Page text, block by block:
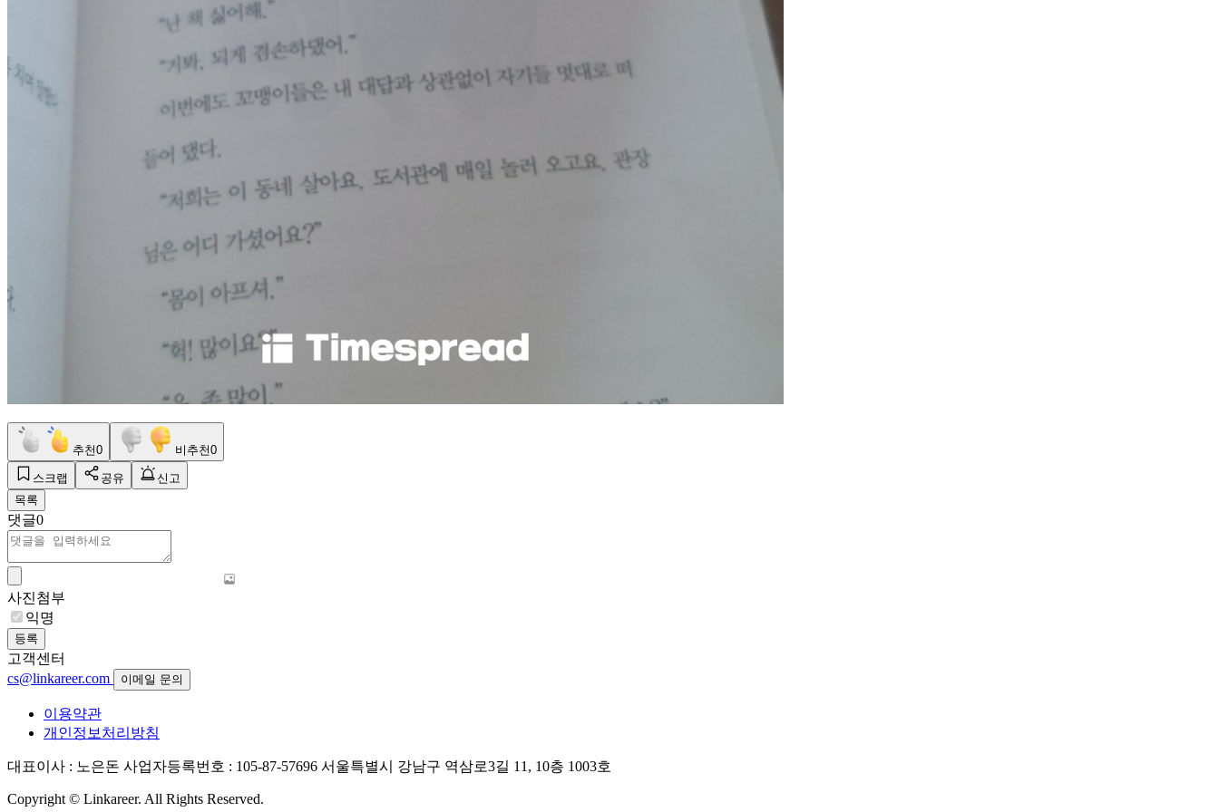
추천0 비추천0
스크랩 공유
신고
목록
댓글0
사진첨부
익명
등록
고객센터
cs@linkareer.com
이메일 문의
이용약관
개인정보처리방침
대표이사 : 노은돈 사업자등록번호 : 105-87-57696 서울특별시 강남구 역삼로3길 11, 10층 1003호
Copyright © Linkareer. All Rights Reserved.